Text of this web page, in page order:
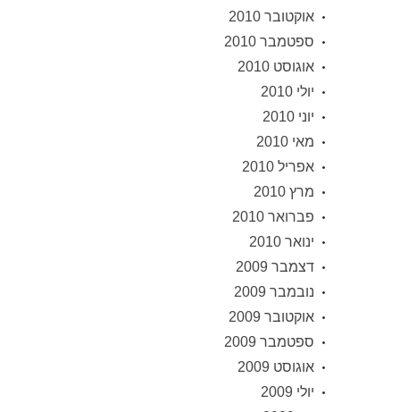
אוקטובר 2010
ספטמבר 2010
אוגוסט 2010
יולי 2010
יוני 2010
מאי 2010
אפריל 2010
מרץ 2010
פברואר 2010
ינואר 2010
דצמבר 2009
נובמבר 2009
אוקטובר 2009
ספטמבר 2009
אוגוסט 2009
יולי 2009